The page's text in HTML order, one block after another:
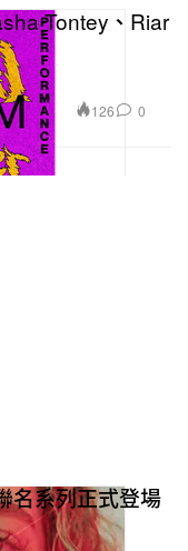
Tontey、Riar
126 0
名系列正式登場